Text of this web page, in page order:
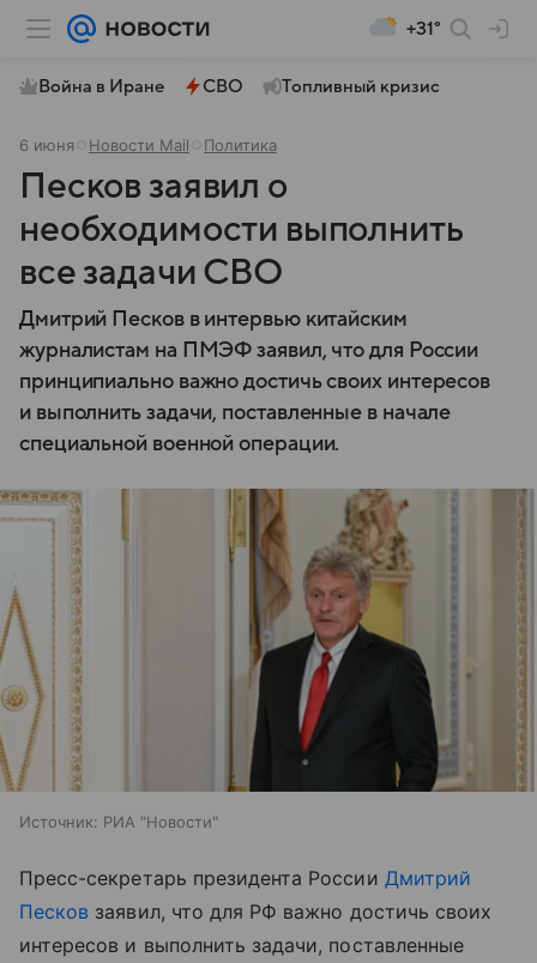
+31°
Война в Иране СВО Топливный кризис
6 июня Новости Mail Политика
Песков заявил о
необходимости выполнить
все задачи СВО
Дмитрий Песков в интервью китайским
журналистам на ПМЭФ заявил, что для России
принципиально важно достичь своих интересов
и выполнить задачи, поставленные в начале
специальной военной операции.
Источник: РИА "Новости"
Пресс-секретарь президента России Дмитрий
Песков заявил, что для РФ важно достичь своих
интересов и выполнить задачи, поставленные